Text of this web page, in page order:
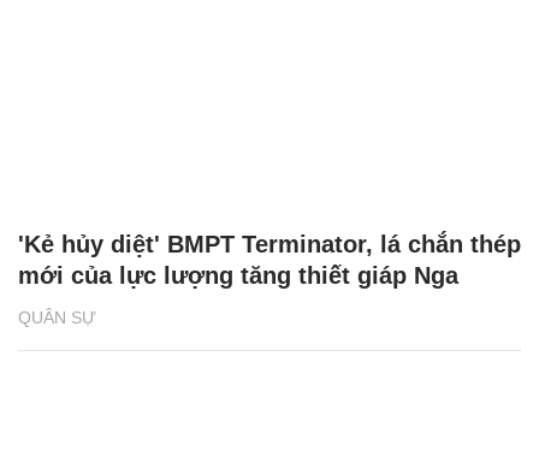
QUÂN SỰ
'Kẻ hủy diệt' BMPT Terminator, lá chắn thép
mới của lực lượng tăng thiết giáp Nga